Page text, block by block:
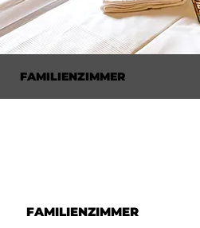
FAMILIENZIMMER
FAMILIENZIMMER